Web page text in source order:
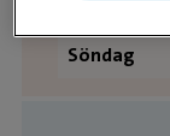
Lördag
Söndag